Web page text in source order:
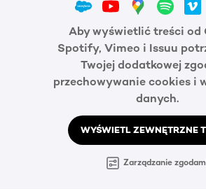
Aby wyświetlić treści od
Spotify, Vimeo i Issuu
Twojej dodatkowej
przechowywanie cookies i
danych.
WYŚWIETL ZEWNĘTRZNE
Zarządzanie